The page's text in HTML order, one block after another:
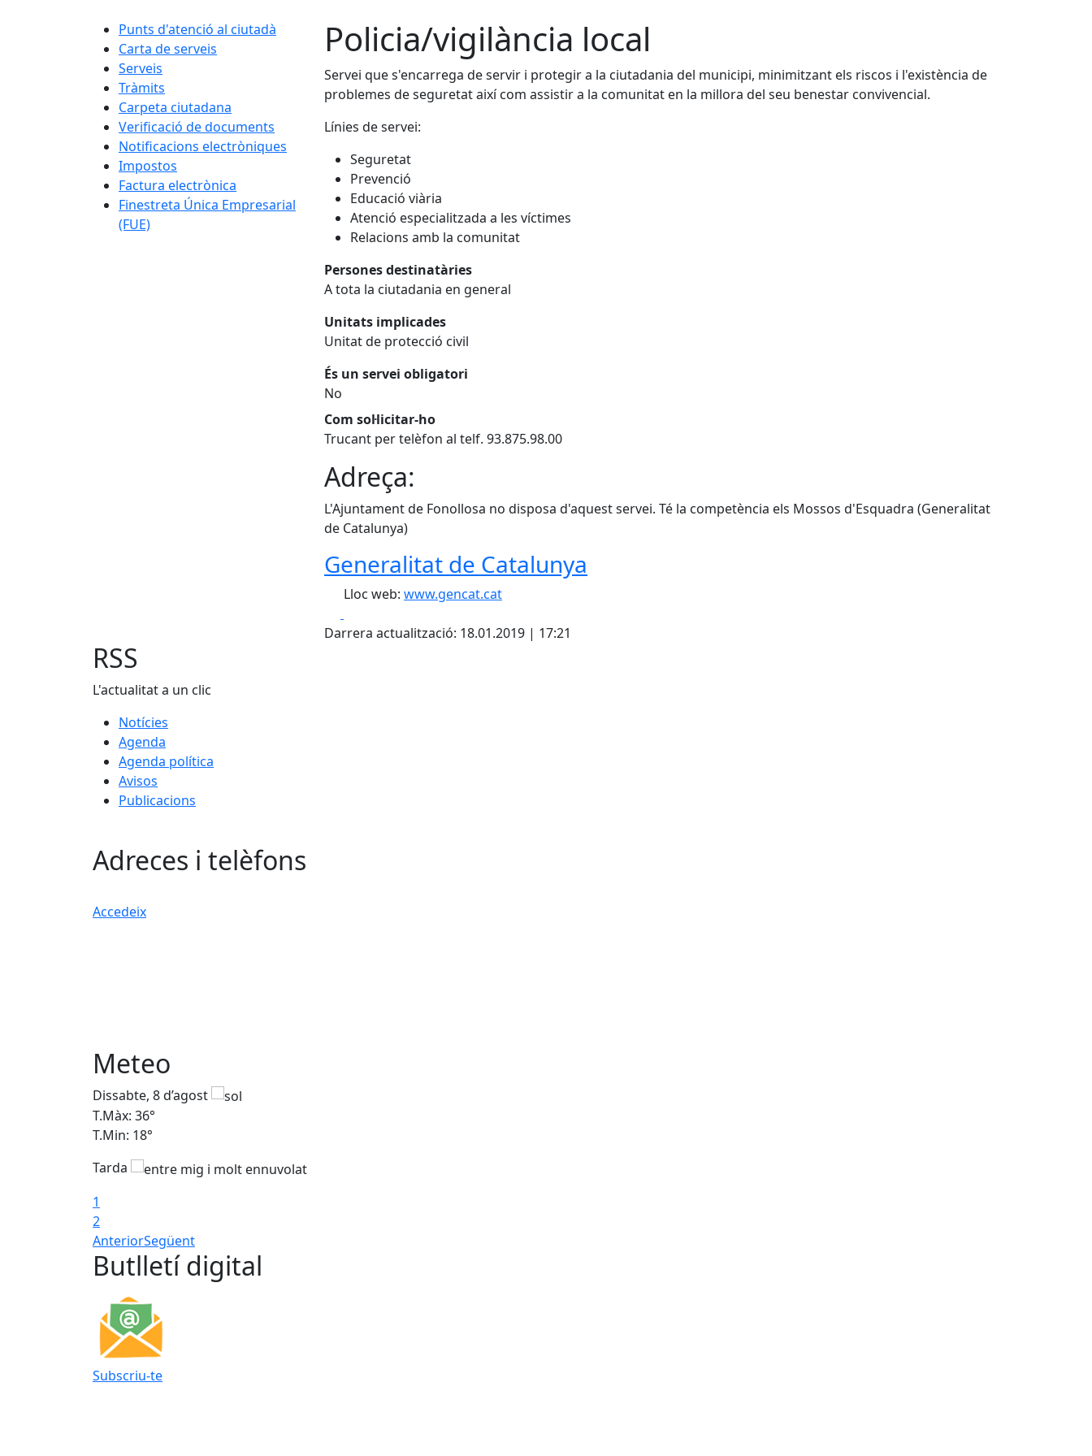
Punts d'atenció al ciutadà
Carta de serveis
Serveis
Tràmits
Carpeta ciutadana
Verificació de documents
Notificacions electròniques
Impostos
Factura electrònica
Finestreta Única Empresarial
(FUE)
Policia/vigilància local
Servei que s'encarrega de servir i protegir a la ciutadania del municipi, minimitzant els riscos i l'existència de
problemes de seguretat així com assistir a la comunitat en la millora del seu benestar convivencial.
Línies de servei:
Seguretat
Prevenció
Educació viària
Atenció especialitzada a les víctimes
Relacions amb la comunitat
Persones destinatàries
A tota la ciutadania en general
Unitats implicades
Unitat de protecció civil
És un servei obligatori
No
Com sol·licitar-ho
Trucant per telèfon al telf. 93.875.98.00
Adreça:
L'Ajuntament de Fonollosa no disposa d'aquest servei. Té la competència els Mossos d'Esquadra (Generalitat
de Catalunya)
Generalitat de Catalunya
Lloc web: www.gencat.cat
Darrera actualització: 18.01.2019 | 17:21
RSS
L'actualitat a un clic
Notícies
Agenda
Agenda política
Avisos
Publicacions
Adreces i telèfons
Accedeix
Meteo
Dissabte, 8 d’agost
T.Màx: 36°
T.Min: 18°
Tarda
1
2
AnteriorSegüent
Butlletí digital
Subscriu-te